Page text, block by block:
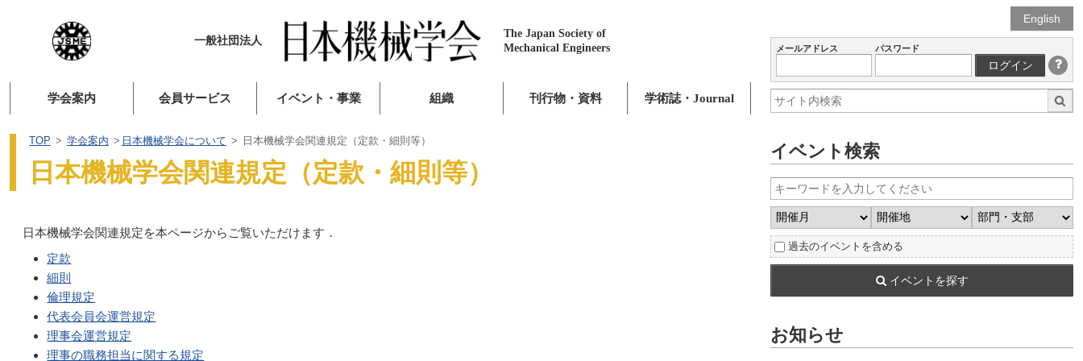
一般社団法人
The Japan Society of
Mechanical Engineers
学会案内 会員サービス イベント・事業 組織 刊行物・資料 学術誌・Journal
TOP 学会案内 日本機械学会について 日本機械学会関連規定（定款・細則等）
日本機械学会関連規定（定款・細則等）
日本機械学会関連規定を本ページからご覧いただけます．
定款
細則
倫理規定
代表会員会運営規定
理事会運営規定
理事の職務担当に関する規定
English
メールアドレス パスワード
ログイン
イベント検索
過去のイベントを含める
イベントを探す
お知らせ